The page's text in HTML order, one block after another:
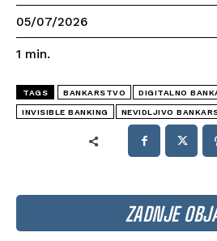
ZADNJE
05/07/2026
1 min.
TAGS BANKARSTVO DIGITALNO
INVISIBLE BANKING NEVIDLJIVO